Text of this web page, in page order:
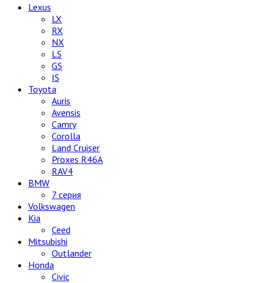
Lexus
LX
RX
NX
LS
GS
IS
Toyota
Auris
Avensis
Camry
Corolla
Land Cruiser
Proxes R46A
RAV4
BMW
7 серия
Volkswagen
Kia
Ceed
Mitsubishi
Outlander
Honda
Civic